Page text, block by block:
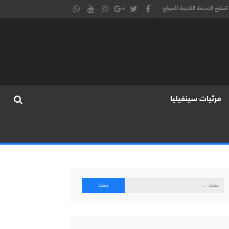
تصفح النسخة القديمة للموقع
مرئيات سينفيليا
البحث